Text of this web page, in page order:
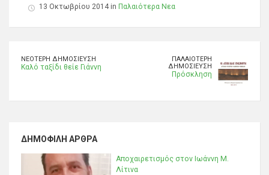
13 Οκτωβρίου 2014 in Παλαιότερα Νεα
ΝΕΌΤΕΡΗ ΔΗΜΟΣΊΕΥΣΗ
Καλό ταξίδι θείε Γιάννη
ΠΑΛΑΙΌΤΕΡΗ
ΔΗΜΟΣΊΕΥΣΗ
Πρόσκληση
ΔΗΜΟΦΙΛΉ ΆΡΘΡΑ
Αποχαιρετισμός στον Ιωάννη Μ.
Λίτινα